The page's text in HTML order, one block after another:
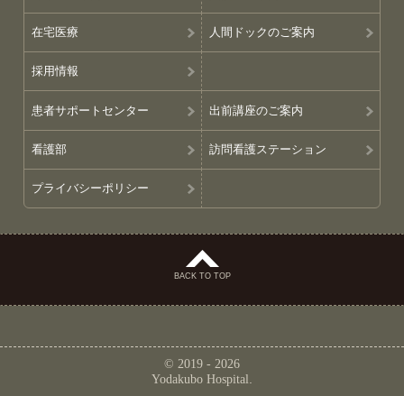
在宅医療 人間ドックのご案内
採用情報
患者サポートセンター 出前講座のご案内
看護部 訪問看護ステーション
プライバシーポリシー
BACK TO TOP
© 2019 - 2026
Yodakubo Hospital